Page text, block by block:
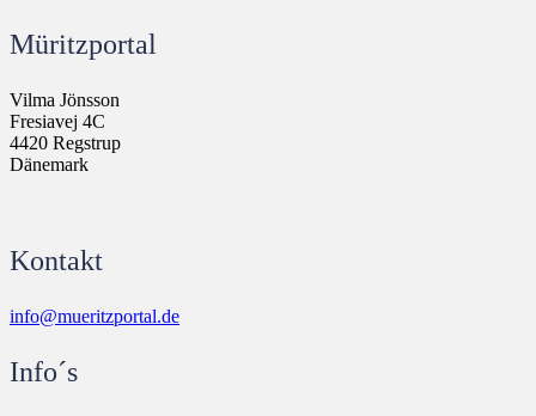
Müritzportal
Vilma Jönsson
Fresiavej 4C
4420 Regstrup
Dänemark
Kontakt
info@mueritzportal.de
Info´s